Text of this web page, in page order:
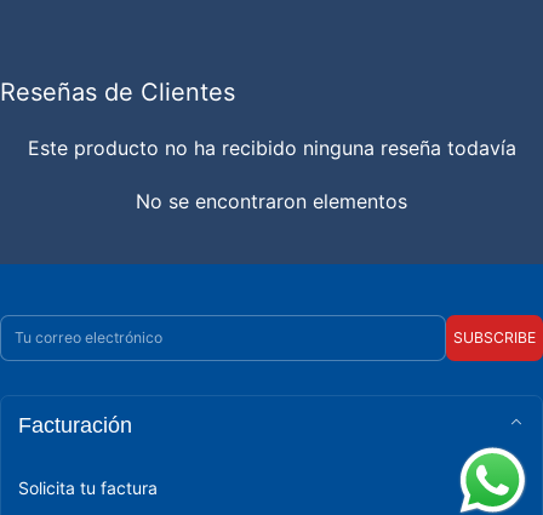
Reseñas de Clientes
Este producto no ha recibido ninguna reseña todavía
No se encontraron elementos
Correo electrónico
SUBSCRIBE
Facturación
Solicita tu factura